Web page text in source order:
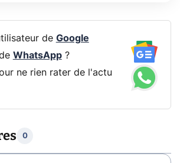
de Google
WhatsApp?
ne rien rater de l'actu
0